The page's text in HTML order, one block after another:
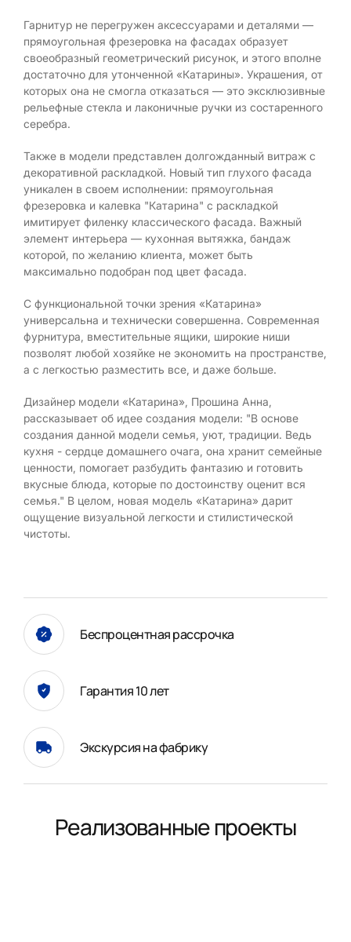
Гарнитур не перегружен аксессуарами и деталями —
прямоугольная фрезеровка на фасадах образует
своеобразный геометрический рисунок, и этого вполне
достаточно для утонченной «Катарины». Украшения, от
которых она не смогла отказаться — это эксклюзивные
рельефные стекла и лаконичные ручки из состаренного
серебра.
Также в модели представлен долгожданный витраж с
декоративной раскладкой. Новый тип глухого фасада
уникален в своем исполнении: прямоугольная
фрезеровка и калевка "Катарина" с раскладкой
имитирует филенку классического фасада. Важный
элемент интерьера — кухонная вытяжка, бандаж
которой, по желанию клиента, может быть
максимально подобран под цвет фасада.
С функциональной точки зрения «Катарина»
универсальна и технически совершенна. Современная
фурнитура, вместительные ящики, широкие ниши
позволят любой хозяйке не экономить на пространстве,
а с легкостью разместить все, и даже больше.
Дизайнер модели «Катарина», Прошина Анна,
рассказывает об идее создания модели: "В основе
создания данной модели семья, уют, традиции. Ведь
кухня - сердце домашнего очага, она хранит семейные
ценности, помогает разбудить фантазию и готовить
вкусные блюда, которые по достоинству оценит вся
семья." В целом, новая модель «Катарина» дарит
ощущение визуальной легкости и стилистической
чистоты.
Беспроцентная рассрочка
Гарантия 10 лет
Экскурсия на фабрику
Реализованные проекты